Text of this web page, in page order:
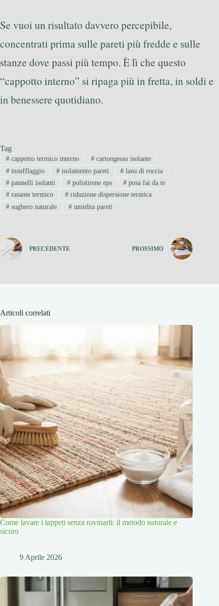
Se vuoi un risultato davvero percepibile,
concentrati prima sulle pareti più fredde e sulle
stanze dove passi più tempo. È lì che questo
“cappotto interno” si ripaga più in fretta, in soldi e
in benessere quotidiano.
Tag
#cappotto termico interno #cartongesso isolante
#insufflaggio #isolamento pareti # lana di roccia
#pannelli isolanti #polistirene eps # posa fai da te
#rasante termico #riduzione dispersione termica
#sughero naturale #umidita pareti
PRECEDENTE PROSSIMO
Articoli correlati
Come lavare i tappeti senza rovinarli: il metodo naturale e
sicuro
9 Aprile 2026